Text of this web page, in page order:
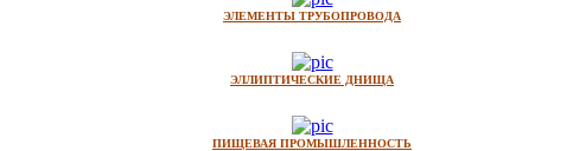
ЭЛЕМЕНТЫ ТРУБОПРОВОДА
ЭЛЛИПТИЧЕСКИЕ ДНИЩА
ПИЩЕВАЯ ПРОМЫШЛЕННОСТЬ